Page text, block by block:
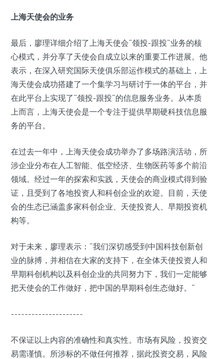
上海天使会的业务
最后，廖理详细介绍了上海天使会“领投-跟投”业务的核
心模式，并分享了天使会自成立以来的重要工作进展。他
表示，在深入研究国际天使俱乐部运作模式的基础上，上
海天使会成功搭建了一个集学习与研讨于一体的平台，并
在此平台上实现了“领投-跟投”的信息服务业务。从本质
上而言，上海天使会是一个专注于提供早期硬科技信息服
务的平台。
在过去一年中，上海天使会成功举办了多场路演活动，所
涉企业分布在人工智能、低空经济、生物医药等多个前沿
领域。经过一年的探索和实践，天使会的商业模式得到验
证，且受到了各地投资人和科创企业的欢迎。目前，天使
会的生态已涵盖多家科创企业、天使投资人、早期投资机
构等。
对于未来，廖理表示：“我们深切感受到中国科技创新创
业的脉搏，并相信在大家的支持下，在全体天使投资人和
早期科创机构以及科创企业的共同努力下，我们一定能够
把天使会的工作做好，把中国的早期科创生态做好。”
---------------------
不保证以上内容的准确性和真实性。市场有风险，投资交
易需谨慎。所涉标的不做任何推荐，据此投资交易，风险